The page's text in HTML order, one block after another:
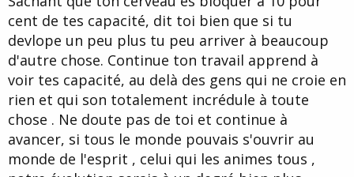
cent de tes capacité, dit toi bien que si tu
devlope un peu plus tu peu arriver à beaucoup
d'autre chose. Continue ton travail apprend à
voir tes capacité, au delà des gens qui ne croie en
rien et qui son totalement incrédule à toute
chose . Ne doute pas de toi et continue à
avancer, si tous le monde pouvais s'ouvrir au
monde de l'esprit , celui qui les animes tous ,